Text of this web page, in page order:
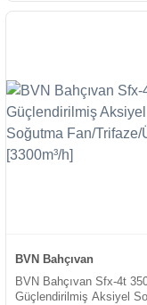
BVN Bahçıvan
BVN Bahçıvan Sfx-4t
Güçlendirilmiş Aksiyel